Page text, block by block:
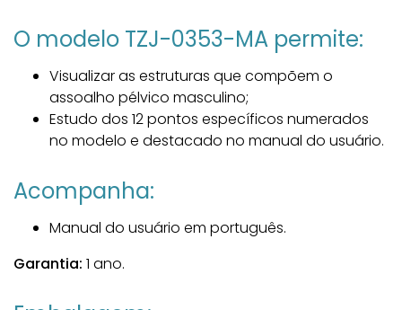
O modelo TZJ-0353-MA permite:
Visualizar as estruturas que compõem o
assoalho pélvico masculino;
Estudo dos 12 pontos específicos numerados
no modelo e destacado no manual do usuário.
Acompanha:
Manual do usuário em português.
Garantia: 1 ano.